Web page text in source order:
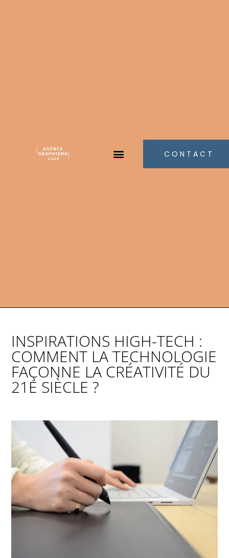
CONTACT
INSPIRATIONS HIGH-TECH :
COMMENT LA TECHNOLOGIE
FAÇONNE LA CRÉATIVITÉ DU
21E SIÈCLE ?